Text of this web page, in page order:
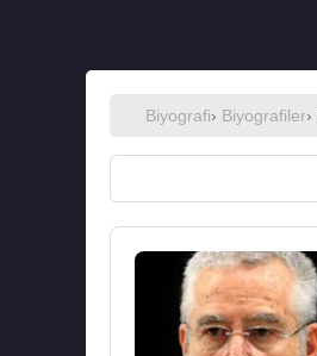
Biyografi› Biyografiler›